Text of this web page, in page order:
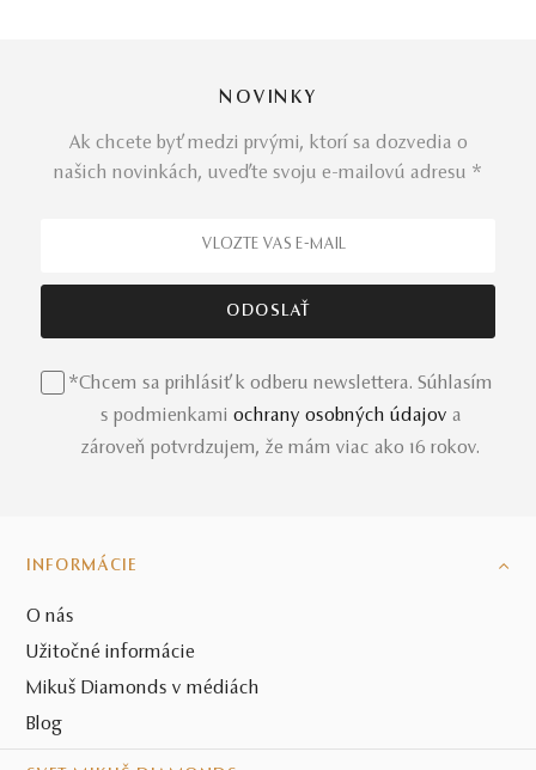
NOVINKY
Ak chcete byť medzi prvými, ktorí sa dozvedia o
našich novinkách, uveďte svoju e-mailovú adresu *
*Chcem sa prihlásiť k odberu newslettera. Súhlasím
s podmienkami ochrany osobných údajov a
zároveň potvrdzujem, že mám viac ako 16 rokov.
INFORMÁCIE
O nás
Užitočné informácie
Mikuš Diamonds v médiách
Blog